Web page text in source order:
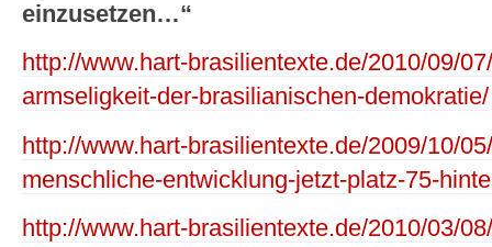
einzusetzen…“
http://www.hart-brasilientexte.de/2010/09/
armseligkeit-der-brasilianischen-demokratie/
http://www.hart-brasilientexte.de/2009/10/
menschliche-entwicklung-jetzt-platz-75-
http://www.hart-brasilientexte.de/2010/03/